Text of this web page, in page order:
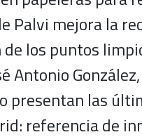
Palvi mejora la
los puntos
Antonio
presentan las
referencia de